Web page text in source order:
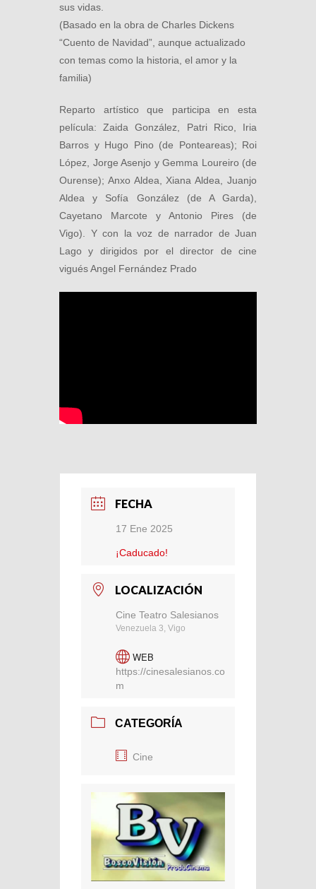
sus vidas.
(Basado en la obra de Charles Dickens
“Cuento de Navidad”, aunque actualizado
con temas como la historia, el amor y la
familia)
Reparto artístico que participa en esta
película: Zaida González, Patri Rico, Iria
Barros y Hugo Pino (de Ponteareas); Roi
López, Jorge Asenjo y Gemma Loureiro (de
Ourense); Anxo Aldea, Xiana Aldea, Juanjo
Aldea y Sofía González (de A Garda),
Cayetano Marcote y Antonio Pires (de
Vigo). Y con la voz de narrador de Juan
Lago y dirigidos por el director de cine
vigués Angel Fernández Prado
FECHA
17 Ene 2025
¡Caducado!
LOCALIZACIÓN
Cine Teatro Salesianos
Venezuela 3, Vigo
WEB
https://cinesalesianos.co
m
CATEGORÍA
Cine